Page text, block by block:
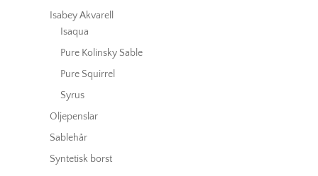
Isabey Akvarell
Isaqua
Pure Kolinsky Sable
Pure Squirrel
Syrus
Oljepenslar
Sablehår
Syntetisk borst